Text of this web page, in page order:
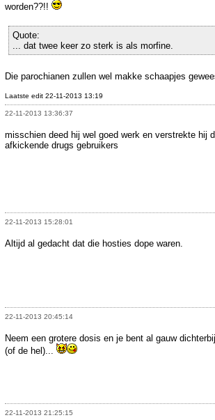
worden??!!
Quote:
... dat twee keer zo sterk is als morfine.
Die parochianen zullen wel makke schaapjes
Laatste edit 22-11-2013 13:19
22-11-2013 13:36:37
misschien deed hij wel goed werk en verstrekte hij
afkickende drugs gebruikers
22-11-2013 15:28:01
Altijd al gedacht dat die hosties dope waren.
22-11-2013 20:45:14
Neem een grotere dosis en je bent al gauw
(of de hel)...
22-11-2013 21:25:15